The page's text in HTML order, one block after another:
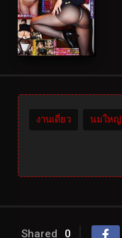
งานเดี่ยว นมใหญ่
Shared 0